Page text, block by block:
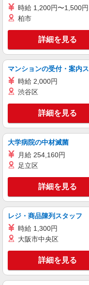
株式会社kotrio /●HR-H-
＜楽
時給
通費全
広島
キープ
派遣社員
株式会社kotrio /●HR-H-
毎日通
しいサ
時
通費全
広
キープ
株式会社kotrio /●HR-H-
＼収
時
通費全
広島
時給 1,200円〜1,500円
柏市
詳細を見る
マンションの受付・案内
時給 2,000円
渋谷区
詳細を見る
大学病院の中材滅菌
月給 254,160円
足立区
詳細を見る
レジ・商品陳列スタッフ
時給 1,300円
大阪市中央区
詳細を見る